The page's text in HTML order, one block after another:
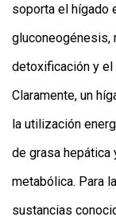
soporta el hígado
gluconeogénesis,
detoxificación y
Claramente, un
la utilización
de grasa hepática
metabólica. Para
sustancias